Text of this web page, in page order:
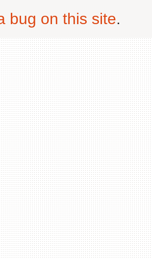
bug on this site.